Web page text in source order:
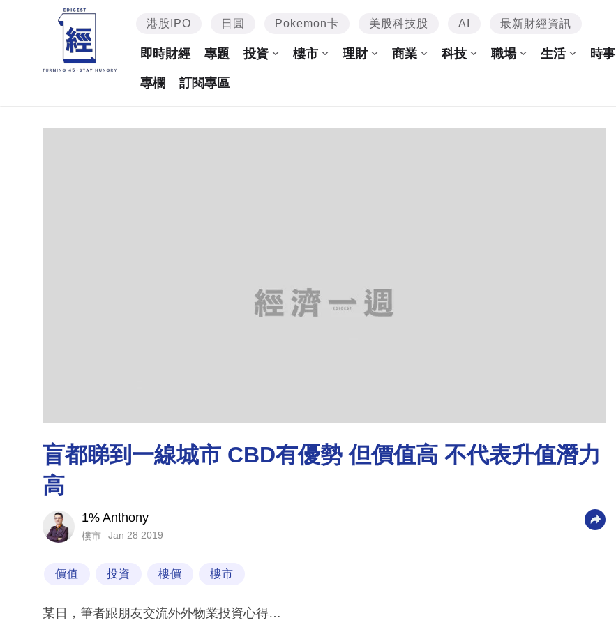
港股IPO 日圓 Pokemon卡 美股科技股 AI 最新財經資訊
即時財經 專題 投資 樓市 理財 商業 科技 職場 生活 時事
專欄 訂閱專區
盲都睇到一線城市 CBD有優勢 但價值高 不代表升值潛力
高
1% Anthony
樓市 Jan 28 2019
價值 投資 樓價 樓市
某日，筆者跟朋友交流外外物業投資心得…